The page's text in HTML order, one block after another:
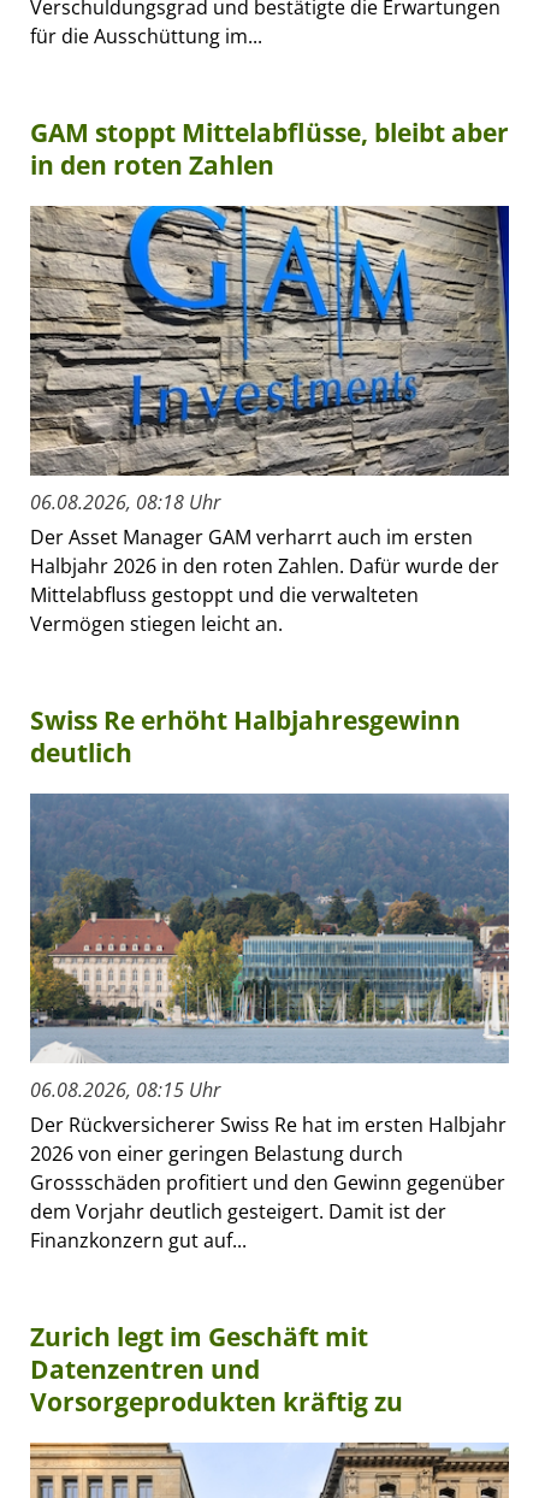
Verschuldungsgrad und bestätigte die Erwartungen
für die Ausschüttung im...
GAM stoppt Mittelabflüsse, bleibt aber
in den roten Zahlen
06.08.2026, 08:18 Uhr
Der Asset Manager GAM verharrt auch im ersten
Halbjahr 2026 in den roten Zahlen. Dafür wurde der
Mittelabfluss gestoppt und die verwalteten
Vermögen stiegen leicht an.
Swiss Re erhöht Halbjahresgewinn
deutlich
06.08.2026, 08:15 Uhr
Der Rückversicherer Swiss Re hat im ersten Halbjahr
2026 von einer geringen Belastung durch
Grossschäden profitiert und den Gewinn gegenüber
dem Vorjahr deutlich gesteigert. Damit ist der
Finanzkonzern gut auf...
Zurich legt im Geschäft mit
Datenzentren und
Vorsorgeprodukten kräftig zu